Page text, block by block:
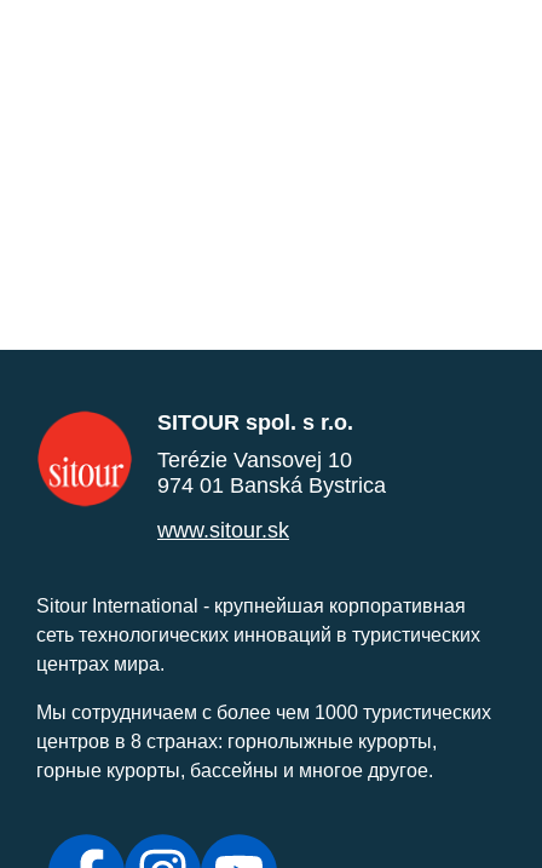
SITOUR spol. s r.o.
Terézie Vansovej 10
974 01 Banská Bystrica
www.sitour.sk
Sitour International - крупнейшая корпоративная
сеть технологических инноваций в туристических
центрах мира.
Мы сотрудничаем с более чем 1000 туристических
центров в 8 странах: горнолыжные курорты,
горные курорты, бассейны и многое другое.